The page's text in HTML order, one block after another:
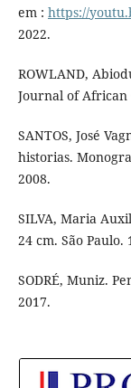
em : https://
2022.
ROWLAND,
Journal of African
SANTOS, José
historias.
2008.
SILVA, Maria
24 cm. São Paulo.
SODRÉ, Muniz.
2017.